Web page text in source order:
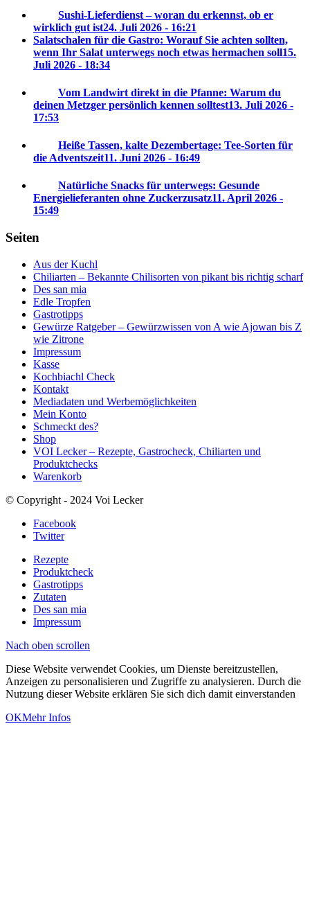
Sushi-Lieferdienst – woran du erkennst, ob er
wirklich gut ist24. Juli 2026 - 16:21
Salatschalen für die Gastro: Worauf Sie achten sollten,
wenn Ihr Salat unterwegs noch etwas hermachen soll15.
Juli 2026 - 18:34
Vom Landwirt direkt in die Pfanne: Warum du
deinen Metzger persönlich kennen solltest13. Juli 2026 -
17:53
Heiße Tassen, kalte Dezembertage: Tee-Sorten für
die Adventszeit11. Juni 2026 - 16:49
Natürliche Snacks für unterwegs: Gesunde
Energielieferanten ohne Zuckerzusatz11. April 2026 -
15:49
Seiten
Aus der Kuchl
Chiliarten – Bekannte Chilisorten von pikant bis richtig scharf
Des san mia
Edle Tropfen
Gastrotipps
Gewürze Ratgeber – Gewürzwissen von A wie Ajowan bis Z
wie Zitrone
Impressum
Kasse
Kochbiachl Check
Kontakt
Mediadaten und Werbemöglichkeiten
Mein Konto
Schmeckt des?
Shop
VOI Lecker – Rezepte, Gastrocheck, Chiliarten und
Produktchecks
Warenkorb
© Copyright - 2024 Voi Lecker
Facebook
Twitter
Rezepte
Produktcheck
Gastrotipps
Zutaten
Des san mia
Impressum
Nach oben scrollen
Diese Website verwendet Cookies, um Dienste bereitzustellen,
Anzeigen zu personalisieren und Zugriffe zu analysieren. Durch die
Nutzung dieser Website erklären Sie sich dich damit einverstanden
OKMehr Infos